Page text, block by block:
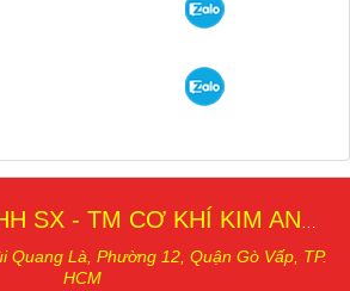
CÔNG TY TNHH SX - TM CƠ KHÍ KIM AN THÁI
Quang Là, Phường 12, Quận Gò Vấp, TP.
HCM